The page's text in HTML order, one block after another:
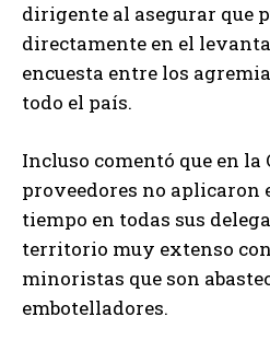
dirigente al asegurar que
directamente en el
encuesta entre los
todo el país.
Incluso comentó que en la
proveedores no aplicaron
tiempo en todas sus
territorio muy extenso
minoristas que son
embotelladores.